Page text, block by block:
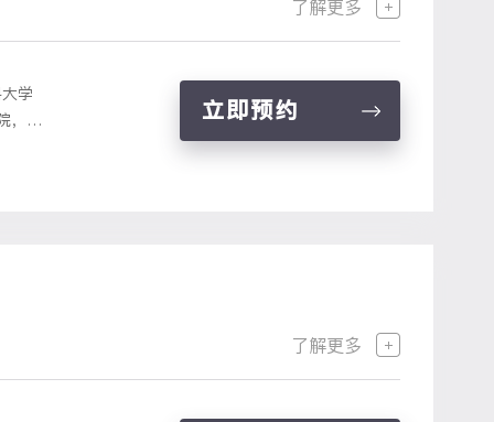
了解更多
学
，以
立即预约
了解更多